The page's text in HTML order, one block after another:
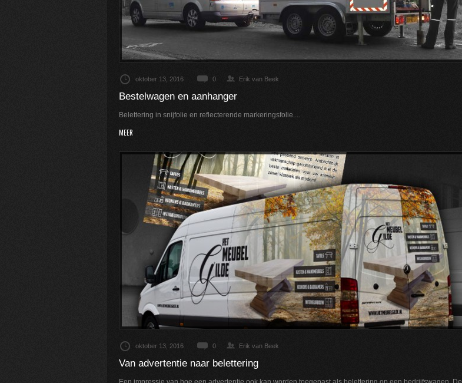
oktober 13, 2016 0 Erik van Beek
Bestelwagen en aanhanger
Belettering in snijfolie en reflecterende markeringsfolie....
MEER
oktober 13, 2016 0 Erik van Beek
Van advertentie naar belettering